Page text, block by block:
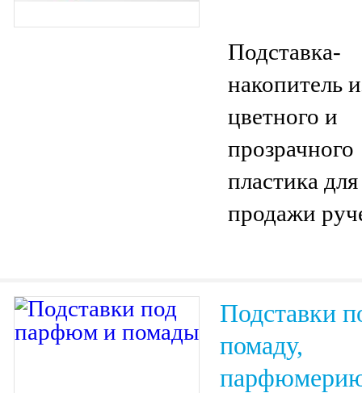
Подставка-
накопитель
цветного и
прозрачного
пластика для
продажи
Подставки
помаду,